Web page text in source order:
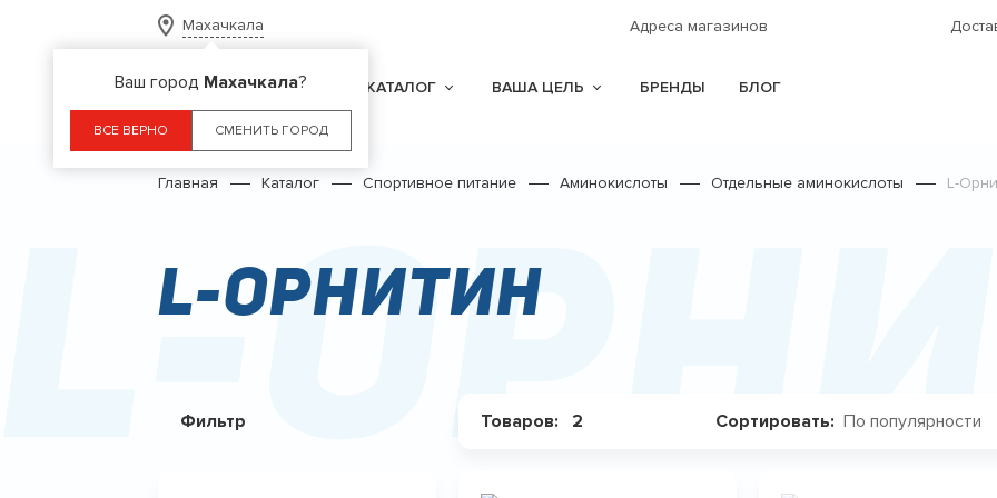
Махачкала
Ваш город Махачкала?
ВСЕ ВЕРНО СМЕНИТЬ ГОРОД
Адреса магазинов
КАТАЛОГ ВАША ЦЕЛЬ БРЕНДЫ БЛОГ
Главная Каталог Спортивное питание Аминокислоты Отдельные аминокислоты L-
L-
L-Орнитин
Фильтр Товаров: 2 Сортировать: По популярности